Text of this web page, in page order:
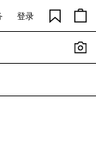
登录